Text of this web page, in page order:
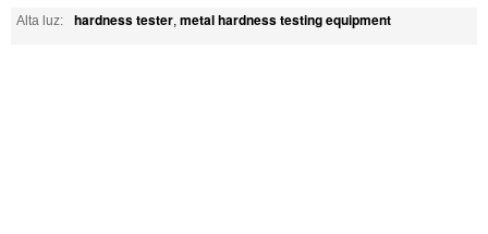
Alta luz: hardness tester, metal hardness testing equipment